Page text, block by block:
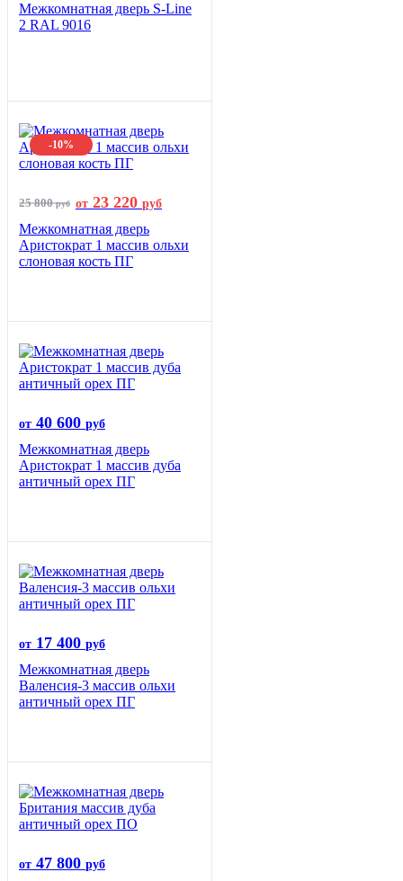
Межкомнатная дверь S-Line
2 RAL 9016
-10%
25 800руб от 23 220 руб
Межкомнатная дверь
Аристократ 1 массив ольхи
слоновая кость ПГ
от 40 600 руб
Межкомнатная дверь
Аристократ 1 массив дуба
античный орех ПГ
от 17 400 руб
Межкомнатная дверь
Валенсия-3 массив ольхи
античный орех ПГ
от 47 800 руб